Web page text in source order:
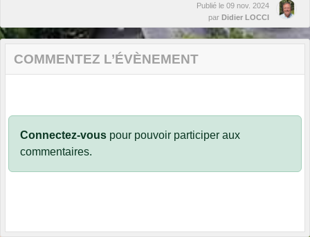
Publié le 09 nov. 2024
par Didier LOCCI
COMMENTEZ L’ÉVÈNEMENT
Connectez-vous pour pouvoir participer aux
commentaires.